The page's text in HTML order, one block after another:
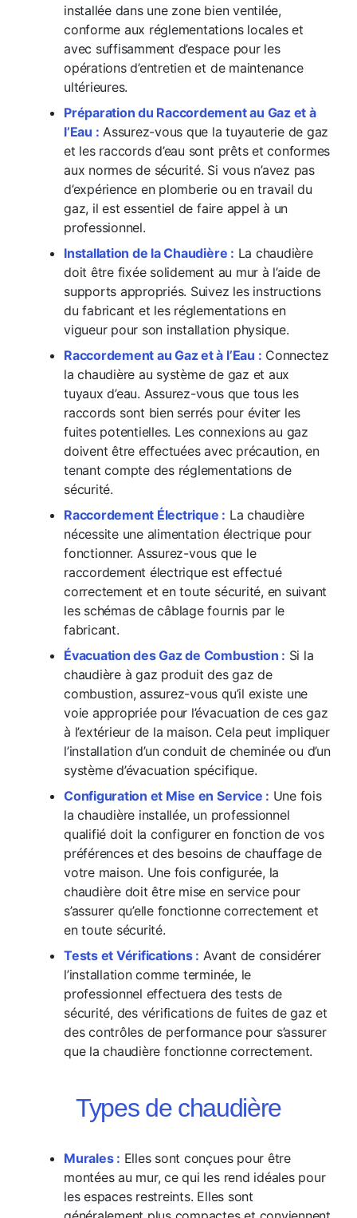
installée dans une zone bien ventilée,
conforme aux réglementations locales et
avec suffisamment d’espace pour les
opérations d’entretien et de maintenance
ultérieures.
Préparation du Raccordement au Gaz et à
l’Eau : Assurez-vous que la tuyauterie de gaz
et les raccords d’eau sont prêts et conformes
aux normes de sécurité. Si vous n’avez pas
d’expérience en plomberie ou en travail du
gaz, il est essentiel de faire appel à un
professionnel.
Installation de la Chaudière : La chaudière
doit être fixée solidement au mur à l’aide de
supports appropriés. Suivez les instructions
du fabricant et les réglementations en
vigueur pour son installation physique.
Raccordement au Gaz et à l’Eau : Connectez
la chaudière au système de gaz et aux
tuyaux d’eau. Assurez-vous que tous les
raccords sont bien serrés pour éviter les
fuites potentielles. Les connexions au gaz
doivent être effectuées avec précaution, en
tenant compte des réglementations de
sécurité.
Raccordement Électrique : La chaudière
nécessite une alimentation électrique pour
fonctionner. Assurez-vous que le
raccordement électrique est effectué
correctement et en toute sécurité, en suivant
les schémas de câblage fournis par le
fabricant.
Évacuation des Gaz de Combustion : Si la
chaudière à gaz produit des gaz de
combustion, assurez-vous qu’il existe une
voie appropriée pour l’évacuation de ces gaz
à l’extérieur de la maison. Cela peut impliquer
l’installation d’un conduit de cheminée ou d’un
système d’évacuation spécifique.
Configuration et Mise en Service : Une fois
la chaudière installée, un professionnel
qualifié doit la configurer en fonction de vos
préférences et des besoins de chauffage de
votre maison. Une fois configurée, la
chaudière doit être mise en service pour
s’assurer qu’elle fonctionne correctement et
en toute sécurité.
Tests et Vérifications : Avant de considérer
l’installation comme terminée, le
professionnel effectuera des tests de
sécurité, des vérifications de fuites de gaz et
des contrôles de performance pour s’assurer
que la chaudière fonctionne correctement.
Types de chaudière
Murales : Elles sont conçues pour être
montées au mur, ce qui les rend idéales pour
les espaces restreints. Elles sont